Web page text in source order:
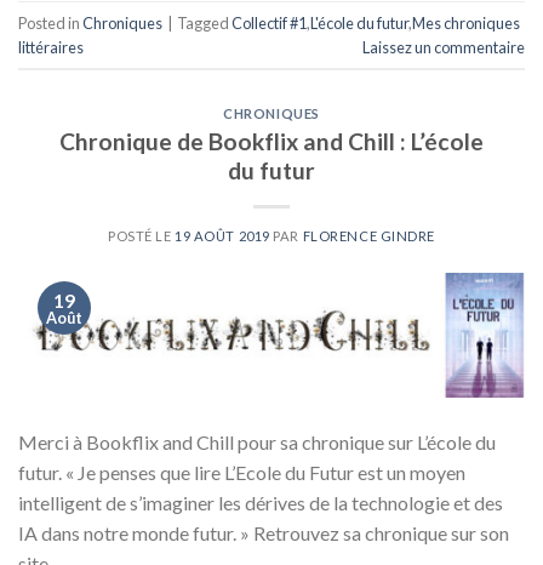
Posted inChroniques | TaggedCollectif #1,L'école du futur,Mes chroniques
littéraires
Laissez un commentaire
CHRONIQUES
Chronique de Bookflix and Chill : L’école
du futur
POSTÉ LE 19 AOÛT 2019 PAR FLORENCE GINDRE
19
Août
Merci à Bookflix and Chill pour sa chronique sur L’école du
futur. « Je penses que lire L’Ecole du Futur est un moyen
intelligent de s’imaginer les dérives de la technologie et des
IA dans notre monde futur. » Retrouvez sa chronique sur son